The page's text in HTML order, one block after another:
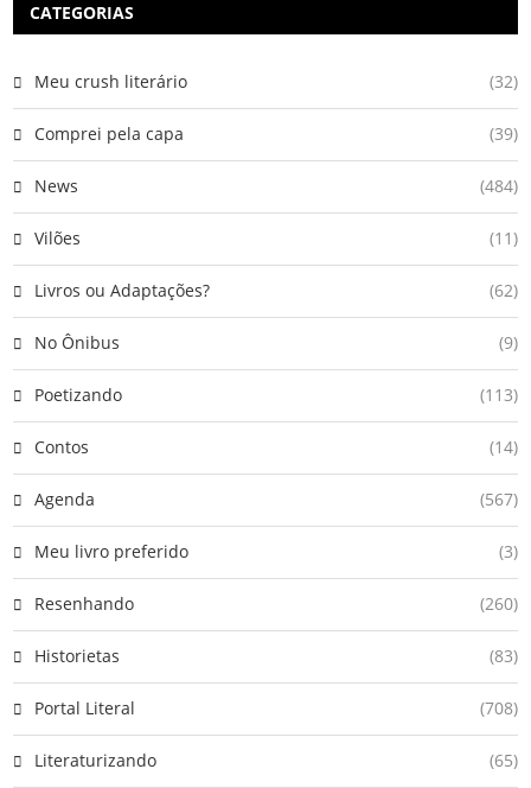
CATEGORIAS
Meu crush literário (32)
Comprei pela capa (39)
News (484)
Vilões (11)
Livros ou Adaptações? (62)
No Ônibus (9)
Poetizando (113)
Contos (14)
Agenda (567)
Meu livro preferido (3)
Resenhando (260)
Historietas (83)
Portal Literal (708)
Literaturizando (65)